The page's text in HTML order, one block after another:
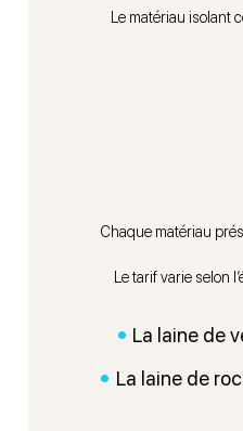
Le matériau
Chaque matériau
Le tarif varie selon
La laine de
La laine de